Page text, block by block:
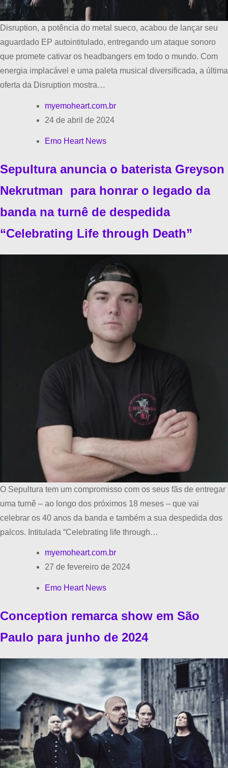
Disruption, a potência do metal sueco, acabou de lançar seu
aguardado EP autointitulado, entregando um ataque sonoro
que promete cativar os headbangers em todo o mundo. Com
energia implacável e uma paleta musical diversificada, a última
oferta da Disruption mostra…
myemoheart.com.br
24 de abril de 2024
Emo Heart News
Sepultura anuncia o baterista Greyson
Nekrutman para honrar o legado da
banda na turnê de despedida
“Celebrating Life through Death”
O Sepultura tem um compromisso com os seus fãs de entregar
uma turnê – ao longo dos próximos 18 meses – que vai
celebrar os 40 anos da banda e também a sua despedida dos
palcos. Intitulada “Celebrating life through…
myemoheart.com.br
27 de fevereiro de 2024
Emo Heart News
Conception remarca show em São
Paulo para junho de 2024